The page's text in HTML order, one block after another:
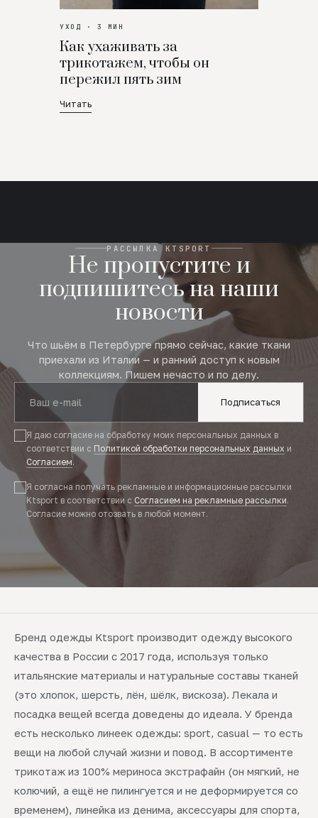
УХОД · 3 МИН
Как ухаживать за
трикотажем, чтобы он
пережил пять зим
Читать
РАССЫЛКА KTSPORT
Не пропустите и
подпишитесь на наши
новости
Что шьём в Петербурге прямо сейчас, какие ткани
приехали из Италии — и ранний доступ к новым
коллекциям. Пишем нечасто и по делу.
Подписаться
Я даю согласие на обработку моих персональных данных в
соответствии с Политикой обработки персональных данных и
Согласием.
Я согласна получать рекламные и информационные рассылки
Ktsport в соответствии с Согласием на рекламные рассылки.
Согласие можно отозвать в любой момент.
Бренд одежды Ktsport производит одежду высокого
качества в России с 2017 года, используя только
итальянские материалы и натуральные составы тканей
(это хлопок, шерсть, лён, шёлк, вискоза). Лекала и
посадка вещей всегда доведены до идеала. У бренда
есть несколько линеек одежды: sport, casual — то есть
вещи на любой случай жизни и повод. В ассортименте
трикотаж из 100% мериноса экстрафайн (он мягкий, не
колючий, а ещё не пилингуется и не деформируется со
временем), линейка из денима, аксессуары для спорта,